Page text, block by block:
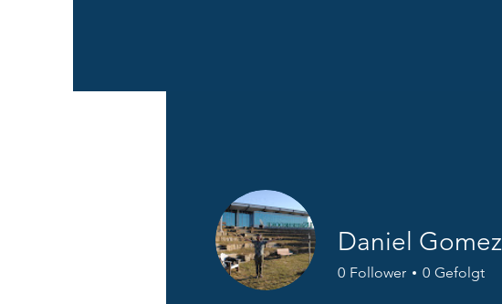
Daniel Gomez
0 Follower 0 Gefolgt